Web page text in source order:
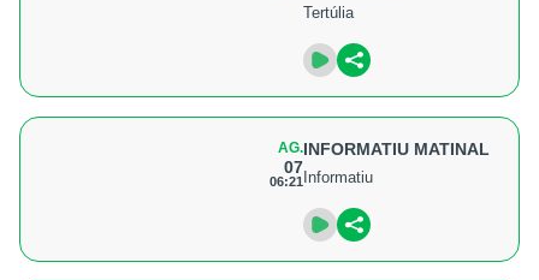
Tertúlia
AG.
07
06:21
INFORMATIU MATINAL
Informatiu